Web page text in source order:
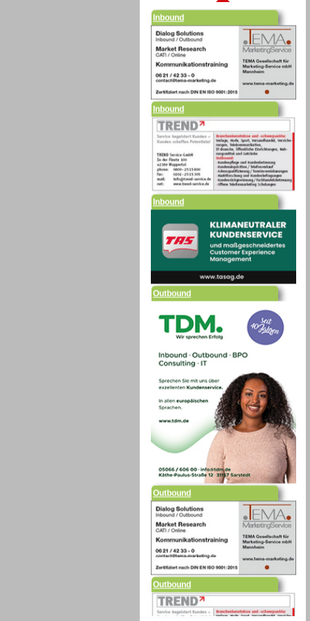
Inbound
Inbound
Outbound
Outbound
Outbound